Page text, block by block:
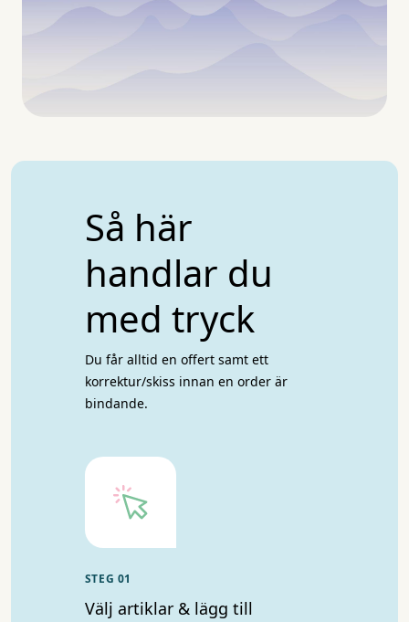
Så här
handlar du
med tryck
Du får alltid en offert samt ett
korrektur/skiss innan en order är
bindande.
STEG 01
Välj artiklar & lägg till